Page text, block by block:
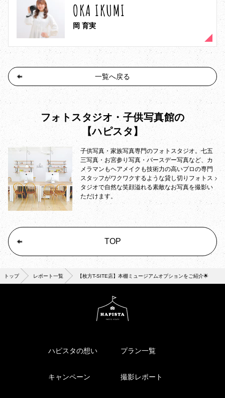
OKA IKUMI
岡 育実
一覧へ戻る
フォトスタジオ・子供写真館の
【ハピスタ】
子供写真・家族写真専門のフォトスタジオ。七五
三写真・お宮参り写真・バースデー写真など、カ
メラマンもヘアメイクも技術力の高いプロの専門
スタッフがワクワクするような貸し切りフォトス
タジオで自然な笑顔溢れる素敵なお写真を撮影い
ただけます。
TOP
トップ レポート一覧 【枚方T-SITE店】本棚ミュージアムオプションをご紹介🌟
ハピスタの想い プラン一覧
キャンペーン 撮影レポート